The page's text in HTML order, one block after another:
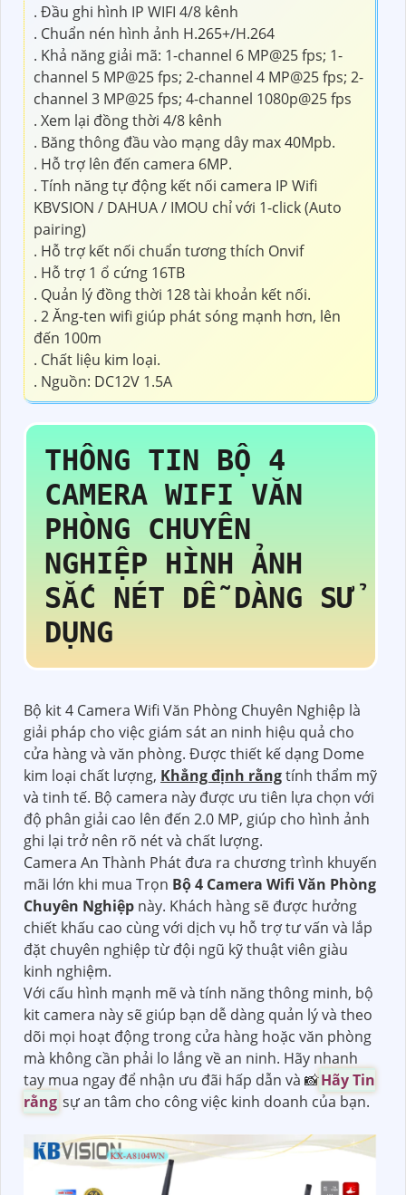
. Đầu ghi hình IP WIFI 4/8 kênh
. Chuẩn nén hình ảnh H.265+/H.264
. Khả năng giải mã: 1-channel 6 MP@25 fps; 1-
channel 5 MP@25 fps; 2-channel 4 MP@25 fps; 2-
channel 3 MP@25 fps; 4-channel 1080p@25 fps
. Xem lại đồng thời 4/8 kênh
. Băng thông đầu vào mạng dây max 40Mpb.
. Hỗ trợ lên đến camera 6MP.
. Tính năng tự động kết nối camera IP Wifi
KBVSION / DAHUA / IMOU chỉ với 1-click (Auto
pairing)
. Hỗ trợ kết nối chuẩn tương thích Onvif
. Hỗ trợ 1 ổ cứng 16TB
. Quản lý đồng thời 128 tài khoản kết nối.
. 2 Ăng-ten wifi giúp phát sóng mạnh hơn, lên
đến 100m
. Chất liệu kim loại.
. Nguồn: DC12V 1.5A
THÔNG TIN BỘ 4
CAMERA WIFI VĂN
PHÒNG CHUYÊN
NGHIỆP HÌNH ẢNH
SẮC NÉT DỄ DÀNG SỬ
DỤNG
Bộ kit 4 Camera Wifi Văn Phòng Chuyên Nghiệp là
giải pháp cho việc giám sát an ninh hiệu quả cho
cửa hàng và văn phòng. Được thiết kế dạng Dome
kim loại chất lượng, Khẳng định rằngtính thẩm mỹ
và tinh tế. Bộ camera này được ưu tiên lựa chọn với
độ phân giải cao lên đến 2.0 MP, giúp cho hình ảnh
ghi lại trở nên rõ nét và chất lượng.
Camera An Thành Phát đưa ra chương trình khuyến
mãi lớn khi mua Trọn Bộ 4 Camera Wifi Văn Phòng
Chuyên Nghiệp này. Khách hàng sẽ được hưởng
chiết khấu cao cùng với dịch vụ hỗ trợ tư vấn và lắp
đặt chuyên nghiệp từ đội ngũ kỹ thuật viên giàu
kinh nghiệm.
Với cấu hình mạnh mẽ và tính năng thông minh, bộ
kit camera này sẽ giúp bạn dễ dàng quản lý và theo
dõi mọi hoạt động trong cửa hàng hoặc văn phòng
mà không cần phải lo lắng về an ninh. Hãy nhanh
tay mua ngay để nhận ưu đãi hấp dẫn và 📸Hãy Tin
rằng sự an tâm cho công việc kinh doanh của bạn.